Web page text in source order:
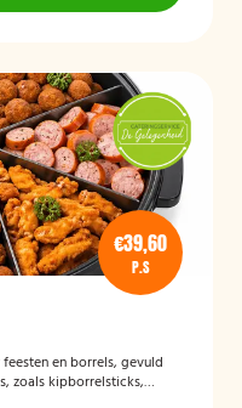
€39,60
P.S
en borrels, gevuld
zoals kipborrelsticks,